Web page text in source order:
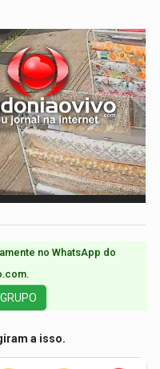
no WhatsApp do
a isso.